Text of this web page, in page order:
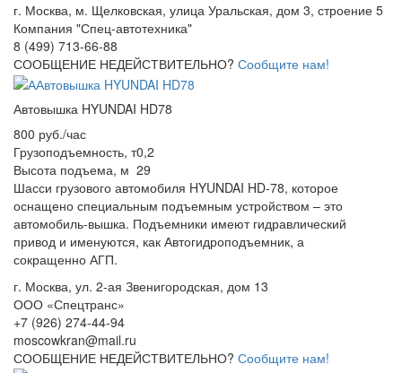
г. Москва, м. Щелковская, улица Уральская, дом 3, строение 5
Компания "Спец-автотехника"
8 (499) 713-66-88
СООБЩЕНИЕ НЕДЕЙСТВИТЕЛЬНО? Сообщите нам!
Автовышка HYUNDAI HD78
800 руб./час
Грузоподъемность, т0,2
Высота подъема, м 29
Шасси грузового автомобиля HYUNDAI HD-78, которое
оснащено специальным подъемным устройством – это
автомобиль-вышка. Подъемники имеют гидравлический
привод и именуются, как Автогидроподъемник, а
сокращенно АГП.
г. Москва, ул. 2-ая Звенигородская, дом 13
ООО «Спецтранс»
+7 (926) 274-44-94
moscowkran@mail.ru
СООБЩЕНИЕ НЕДЕЙСТВИТЕЛЬНО? Сообщите нам!